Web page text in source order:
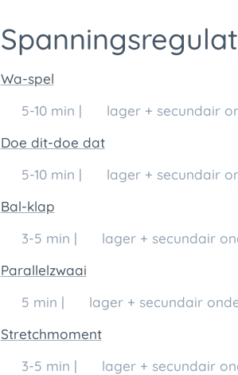
Wa-spel
🕒 5-10 min | 👥 lager + secundair
Doe dit-doe dat
🕒 5-10 min | 👥 lager + secundair
Bal-klap
🕒 3-5 min | 👥 lager + secundair
Parallelzwaai
🕒 5 min | 👥 lager + secundair
Stretchmoment
🕒 3-5 min | 👥 lager + secundair